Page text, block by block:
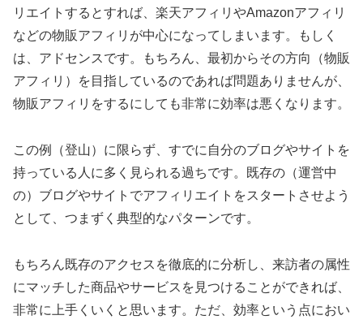
リエイトするとすれば、楽天アフィリやAmazonアフィリ
などの物販アフィリが中心になってしまいます。もしく
は、アドセンスです。もちろん、最初からその方向（物販
アフィリ）を目指しているのであれば問題ありませんが、
物販アフィリをするにしても非常に効率は悪くなります。
この例（登山）に限らず、すでに自分のブログやサイトを
持っている人に多く見られる過ちです。既存の（運営中
の）ブログやサイトでアフィリエイトをスタートさせよう
として、つまずく典型的なパターンです。
もちろん既存のアクセスを徹底的に分析し、来訪者の属性
にマッチした商品やサービスを見つけることができれば、
非常に上手くいくと思います。ただ、効率という点におい